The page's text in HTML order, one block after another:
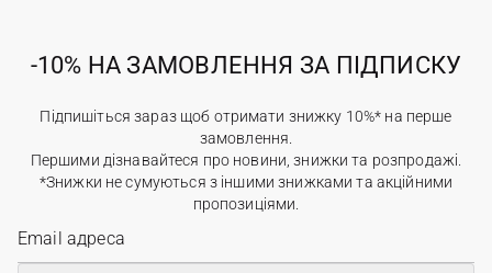
-10% НА ЗАМОВЛЕННЯ ЗА ПІДПИСКУ
Підпишіться зараз щоб отримати знижку 10%* на перше
замовлення.
Першими дізнавайтеся про новини, знижки та розпродажі.
*Знижки не сумуються з іншими знижками та акційними
пропозиціями.